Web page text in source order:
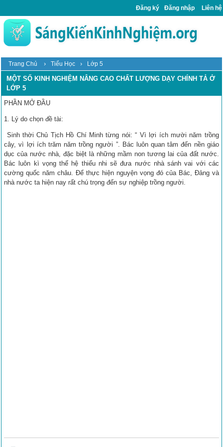
Đăng ký Đăng nhập Liên hệ
Trang Chủ › Tiểu Học › Lớp 5
MỘT SỐ KINH NGHIỆM NÂNG CAO CHẤT LƯỢNG DẠY CHÍNH TẢ Ở
LỚP 5
PHẦN MỞ ĐẦU
1. Lý do chọn đề tài:
Sinh thời Chủ Tịch Hồ Chí Minh từng nói: “ Vì lợi ích mười năm trồng
cây, vì lợi ích trăm năm trồng người ”. Bác luôn quan tâm đến nền giáo
dục của nước nhà, đặc biệt là những mầm non tương lai của đất nước.
Bác luôn kì vọng thế hệ thiếu nhi sẽ đưa nước nhà sánh vai với các
cường quốc năm châu. Để thực hiện nguyện vọng đó của Bác, Đảng và
nhà nước ta hiện nay rất chú trọng đến sự nghiệp trồng người.